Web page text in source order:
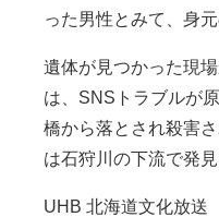
った男性とみて、身
遺体が見つかった現
は、SNSトラブルが
橋から落とされ殺害
は石狩川の下流で発見
UHB 北海道文化放送